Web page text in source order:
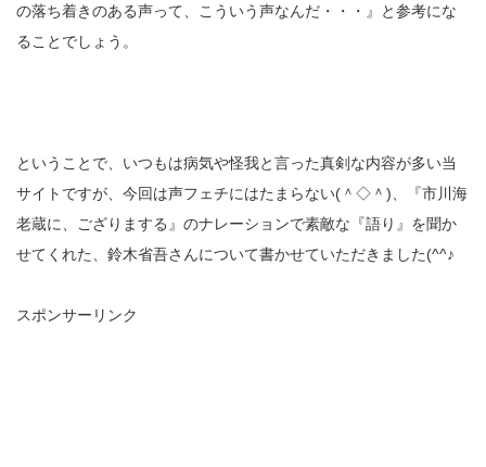
の落ち着きのある声って、こういう声なんだ・・・』と参考にな
ることでしょう。
ということで、いつもは病気や怪我と言った真剣な内容が多い当
サイトですが、今回は声フェチにはたまらない(＾◇＾)、『市川海
老蔵に、ござりまする』のナレーションで素敵な『語り』を聞か
せてくれた、鈴木省吾さんについて書かせていただきました(^^♪
スポンサーリンク